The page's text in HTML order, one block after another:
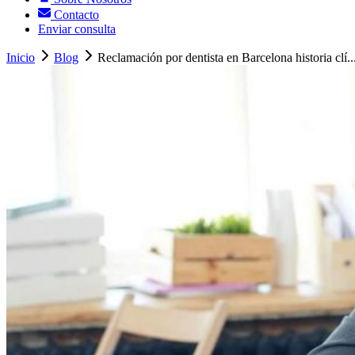
Contacto
Enviar consulta
Inicio Blog Reclamación por dentista en Barcelona historia